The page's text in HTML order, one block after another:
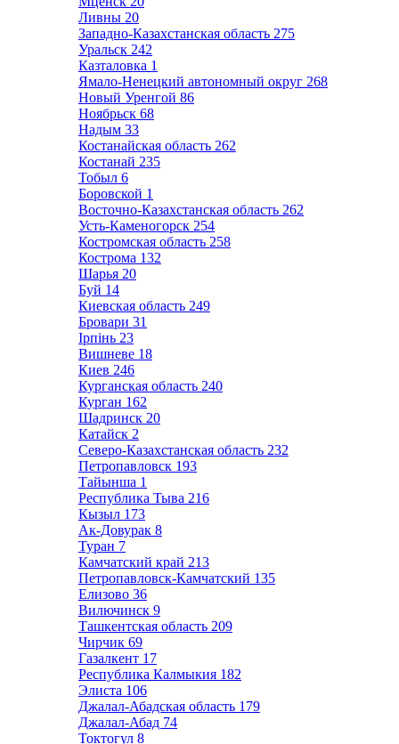
Ливны 20
Западно-Казахстанская область 275
Уральск 242
Казталовка 1
Ямало-Ненецкий автономный округ 268
Новый Уренгой 86
Ноябрьск 68
Надым 33
Костанайская область 262
Костанай 235
Тобыл 6
Боровской 1
Восточно-Казахстанская область 262
Усть-Каменогорск 254
Костромская область 258
Кострома 132
Шарья 20
Буй 14
Киевская область 249
Бровари 31
Ірпінь 23
Вишневе 18
Киев 246
Курганская область 240
Курган 162
Шадринск 20
Катайск 2
Северо-Казахстанская область 232
Петропавловск 193
Тайынша 1
Республика Тыва 216
Кызыл 173
Ак-Довурак 8
Туран 7
Камчатский край 213
Петропавловск-Камчатский 135
Елизово 36
Вилючинск 9
Ташкентская область 209
Чирчик 69
Газалкент 17
Республика Калмыкия 182
Элиста 106
Джалал-Абадская область 179
Джалал-Абад 74
Токтогул 8